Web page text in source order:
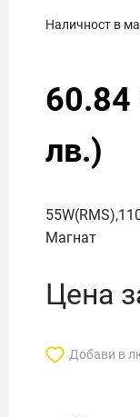
Наличност в
60.84
лв.)
Магнат
Цена
Добави в